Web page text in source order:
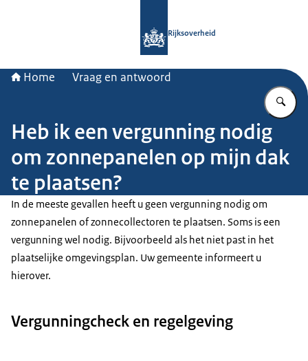
Rijksoverheid
Home Vraag en antwoord
Heb ik een vergunning nodig
om zonnepanelen op mijn dak
te plaatsen?
In de meeste gevallen heeft u geen vergunning nodig om
zonnepanelen of zonnecollectoren te plaatsen. Soms is een
vergunning wel nodig. Bijvoorbeeld als het niet past in het
plaatselijke omgevingsplan. Uw gemeente informeert u
hierover.
Vergunningcheck en regelgeving